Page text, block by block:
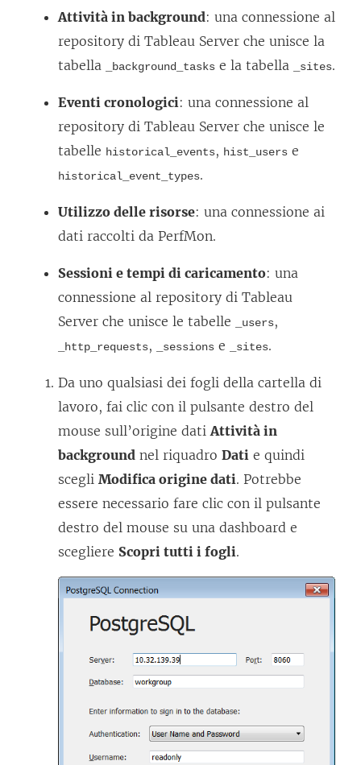
Attività in background: una connessione al
repository di Tableau Server che unisce la
tabella
_background_tasks e la tabella _sites.
Eventi cronologici: una connessione al
repository di Tableau Server che unisce le
tabelle historical_events, hist_users e
historical_event_types.
Utilizzo delle risorse: una connessione ai
dati raccolti da PerfMon.
Sessioni e tempi di caricamento: una
connessione al repository di Tableau
Server che unisce le tabelle
_users,
_http_requests, _sessions e _sites.
Da uno qualsiasi dei fogli della cartella di
lavoro, fai clic con il pulsante destro del
mouse sull’origine datiAttività in
background nel riquadro Dati e quindi
scegli Modifica origine dati. Potrebbe
essere necessario fare clic con il pulsante
destro del mouse su una dashboard e
scegliere Scopri tutti i fogli.